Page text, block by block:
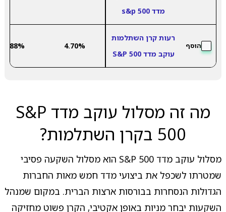
מדד s&p 500
הוסף
רעות קרן השתלמות
עוקב מדד S&P 500
4.70%
1.88%
מה זה מסלול עוקב מדד S&P
500 בקרן השתלמות?
מסלול עוקב מדד S&P 500 הוא מסלול השקעה פסיבי
שמטרתו לשכפל את ביצועי מדד חמש מאות החברות
הגדולות הנסחרות בבורסות ארצות הברית. במקום שמנהל
השקעות יבחר מניות באופן אקטיבי, הקרן פשוט מחזיקה